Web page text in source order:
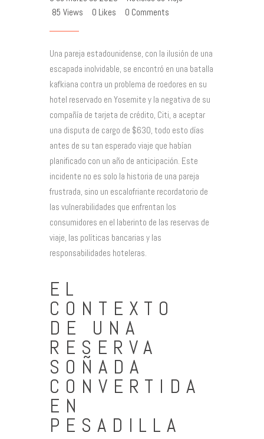
85 Views 0 Likes 0 Comments
Una pareja estadounidense, con la ilusión de una
escapada inolvidable, se encontró en una batalla
kafkiana contra un problema de roedores en su
hotel reservado en Yosemite y la negativa de su
compañía de tarjeta de crédito, Citi, a aceptar
una disputa de cargo de $630, todo esto días
antes de su tan esperado viaje que habían
planificado con un año de anticipación. Este
incidente no es solo la historia de una pareja
frustrada, sino un escalofriante recordatorio de
las vulnerabilidades que enfrentan los
consumidores en el laberinto de las reservas de
viaje, las políticas bancarias y las
responsabilidades hoteleras.
EL
CONTEXTO
DE UNA
RESERVA
SOÑADA
CONVERTIDA
EN
PESADILLA